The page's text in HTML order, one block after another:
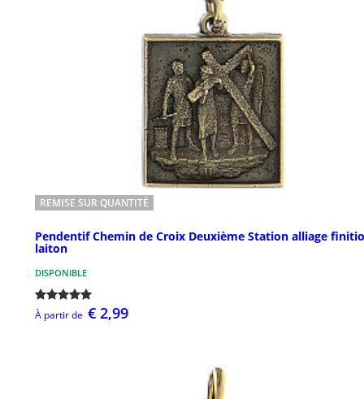
REMISE SUR QUANTITÉ
Pendentif Chemin de Croix Deuxième Station alliage
laiton
DISPONIBLE
À partir de € 2,99